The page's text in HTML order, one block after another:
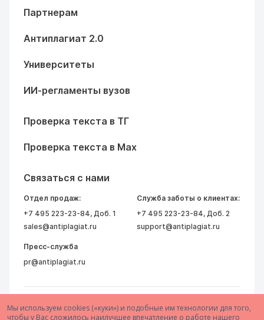
Мы используем cookies («куки») и подобные им технологии для того,
чтобы у Вас сложилось наилучшее впечатление о работе нашего
Партнерам
Антиплагиат 2.0
Университеты
ИИ-регламенты вузов
Проверка текста в ТГ
Проверка текста в Max
Связаться с нами
Отдел продаж:
+7 495 223-23-84, Доб. 1
sales@antiplagiat.ru
Служба заботы о клиентах:
+7 495 223-23-84, Доб. 2
support@antiplagiat.ru
Пресс-служба
pr@antiplagiat.ru